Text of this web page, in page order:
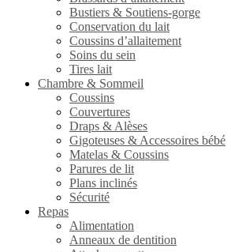
Bustiers & Soutiens-gorge
Conservation du lait
Coussins d’allaitement
Soins du sein
Tires lait
Chambre & Sommeil
Coussins
Couvertures
Draps & Alèses
Gigoteuses & Accessoires bébé
Matelas & Coussins
Parures de lit
Plans inclinés
Sécurité
Repas
Alimentation
Anneaux de dentition